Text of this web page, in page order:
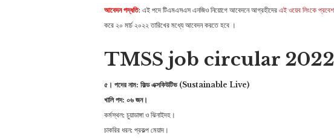
আবেদন পদ্ধতি: এই পদে টিএমএসএস এনজিও নিয়োগে আবেদনে আগ্রহীদের এই ওয়েব লিংকে
করে ২০ মার্চ ২০২২ তারিখের মধ্যে আবেদন করতে হবে ।
TMSS job circular 2022
৫। পদের নাম: ফিল্ড এক্সকিউটিভ (Sustainable Live)
খালি পদ: ০৬ জন।
কর্মস্থল: চুয়াডাঙ্গা ও ঝিনাইদহ।
চাকরির ধরন: প্রকল্প মেয়াদ।